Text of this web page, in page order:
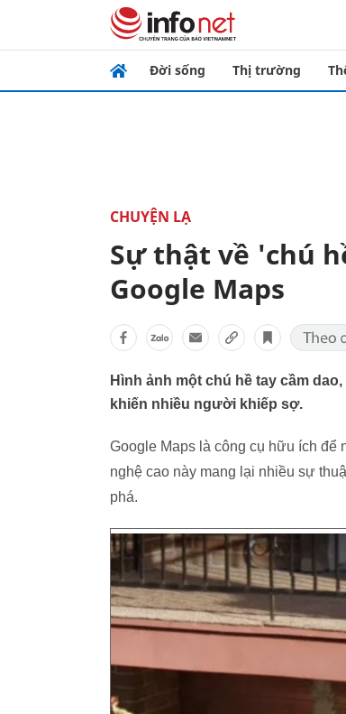
Đời sống Thị trường
CHUYỆN LẠ
Sự thật về 'chú
Google Maps
Hình ảnh một chú hề tay cầm
khiến nhiều người khiếp sợ.
Google Maps là công cụ hữu ích để
nghệ cao này mang lại nhiều sự
phá.